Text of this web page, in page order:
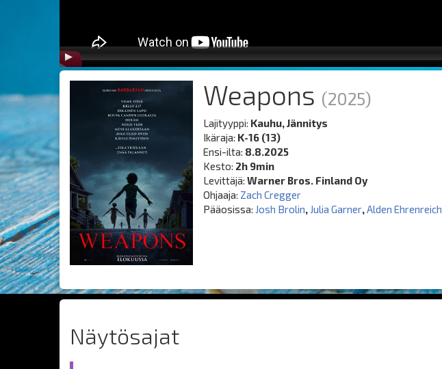
Weapons (2025)
Lajityyppi: Kauhu, Jännitys
Ikäraja: K-16 (13)
Ensi-ilta: 8.8.2025
Kesto: 2h 9min
Levittäjä: Warner Bros. Finland Oy
Ohjaaja: Zach Cregger
Pääosissa: Josh Brolin, Julia Garner,Alden Ehrenreich
Näytösajat